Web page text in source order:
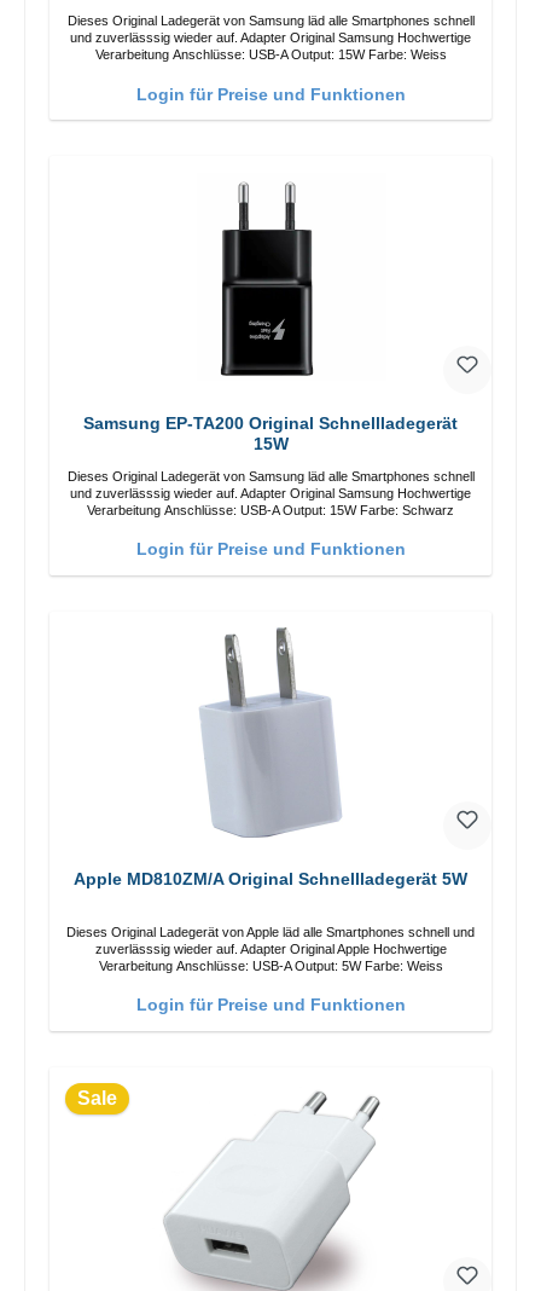
Dieses Original Ladegerät von Samsung läd alle Smartphones schnell
und zuverlässsig wieder auf. Adapter Original Samsung Hochwertige
Verarbeitung Anschlüsse: USB-A Output: 15W Farbe: Weiss
Login für Preise und Funktionen
Samsung EP-TA200 Original Schnellladegerät
15W
Dieses Original Ladegerät von Samsung läd alle Smartphones schnell
und zuverlässsig wieder auf. Adapter Original Samsung Hochwertige
Verarbeitung Anschlüsse: USB-A Output: 15W Farbe: Schwarz
Login für Preise und Funktionen
Apple MD810ZM/A Original Schnellladegerät 5W
Dieses Original Ladegerät von Apple läd alle Smartphones schnell und
zuverlässsig wieder auf. Adapter Original Apple Hochwertige
Verarbeitung Anschlüsse: USB-A Output: 5W Farbe: Weiss
Login für Preise und Funktionen
Sale